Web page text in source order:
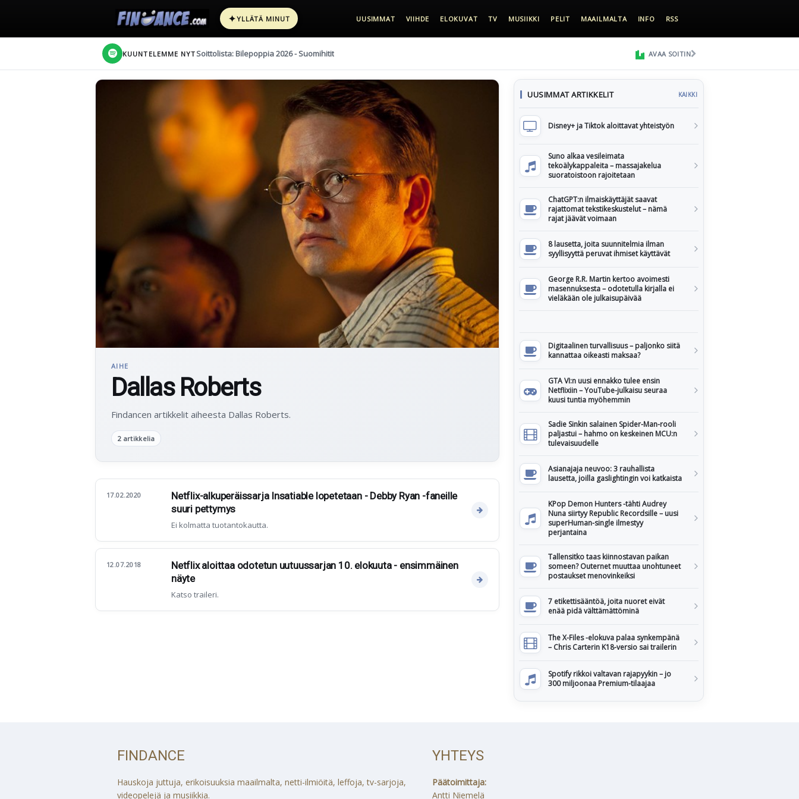
✦YLLÄTÄ MINUT UUSIMMAT VIIHDE ELOKUVAT TV MUSIIKKI PELIT MAAILMALTA INFO RSS
KUUNTELEMME NYT Soittolista: Bilepoppia 2026 - Suomihitit AVAA SOITIN
AIHE
Dallas Roberts
Findancen artikkelit aiheesta Dallas Roberts.
2 artikkelia
17.02.2020
Netflix-alkuperäissarja Insatiable lopetetaan - Debby Ryan -faneille
suuri pettymys
Ei kolmatta tuotantokautta.
12.07.2018
Netflix aloittaa odotetun uutuussarjan 10. elokuuta - ensimmäinen
näyte
Katso traileri.
UUSIMMAT ARTIKKELIT KAIKKI
Disney+ ja Tiktok aloittavat yhteistyön
Suno alkaa vesileimata
tekoälykappaleita – massajakelua
suoratoistoon rajoitetaan
ChatGPT:n ilmaiskäyttäjät saavat
rajattomat tekstikeskustelut – nämä
rajat jäävät voimaan
8 lausetta, joita suunnitelmia ilman
syyllisyyttä peruvat ihmiset käyttävät
George R.R. Martin kertoo avoimesti
masennuksesta – odotetulla kirjalla ei
vieläkään ole julkaisupäivää
Digitaalinen turvallisuus – paljonko siitä
kannattaa oikeasti maksaa?
GTA VI:n uusi ennakko tulee ensin
Netflixiin – YouTube-julkaisu seuraa
kuusi tuntia myöhemmin
Sadie Sinkin salainen Spider-Man-rooli
paljastui – hahmo on keskeinen MCU:n
tulevaisuudelle
Asianajaja neuvoo: 3 rauhallista
lausetta, joilla gaslightingin voi katkaista
KPop Demon Hunters -tähti Audrey
Nuna siirtyy Republic Recordsille – uusi
superHuman-single ilmestyy
perjantaina
Tallensitko taas kiinnostavan paikan
someen? Outernet muuttaa unohtuneet
postaukset menovinkeiksi
7 etikettisääntöä, joita nuoret eivät
enää pidä välttämättöminä
The X-Files -elokuva palaa synkempänä
– Chris Carterin K18-versio sai trailerin
Spotify rikkoi valtavan rajapyykin – jo
300 miljoonaa Premium-tilaajaa
FINDANCE
Hauskoja juttuja, erikoisuuksia maailmalta, netti-ilmiöitä, leffoja, tv-sarjoja,
videopelejä ja musiikkia.
YHTEYS
Päätoimittaja:
Antti Niemelä